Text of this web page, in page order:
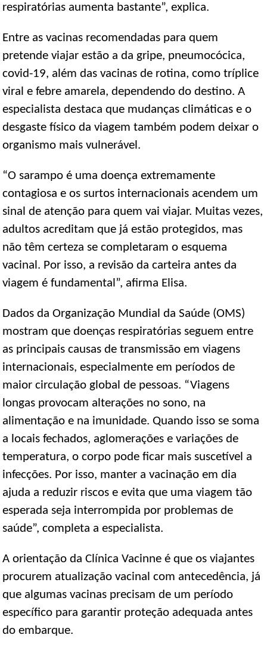
respiratórias aumenta bastante”, explica.
Entre as vacinas recomendadas para quem
pretende viajar estão a da gripe, pneumocócica,
covid-19, além das vacinas de rotina, como tríplice
viral e febre amarela, dependendo do destino. A
especialista destaca que mudanças climáticas e o
desgaste físico da viagem também podem deixar o
organismo mais vulnerável.
“O sarampo é uma doença extremamente
contagiosa e os surtos internacionais acendem um
sinal de atenção para quem vai viajar. Muitas vezes,
adultos acreditam que já estão protegidos, mas
não têm certeza se completaram o esquema
vacinal. Por isso, a revisão da carteira antes da
viagem é fundamental”, afirma Elisa.
Dados da Organização Mundial da Saúde (OMS)
mostram que doenças respiratórias seguem entre
as principais causas de transmissão em viagens
internacionais, especialmente em períodos de
maior circulação global de pessoas. “Viagens
longas provocam alterações no sono, na
alimentação e na imunidade. Quando isso se soma
a locais fechados, aglomerações e variações de
temperatura, o corpo pode ficar mais suscetível a
infecções. Por isso, manter a vacinação em dia
ajuda a reduzir riscos e evita que uma viagem tão
esperada seja interrompida por problemas de
saúde”, completa a especialista.
A orientação da Clínica Vacinne é que os viajantes
procurem atualização vacinal com antecedência, já
que algumas vacinas precisam de um período
específico para garantir proteção adequada antes
do embarque.